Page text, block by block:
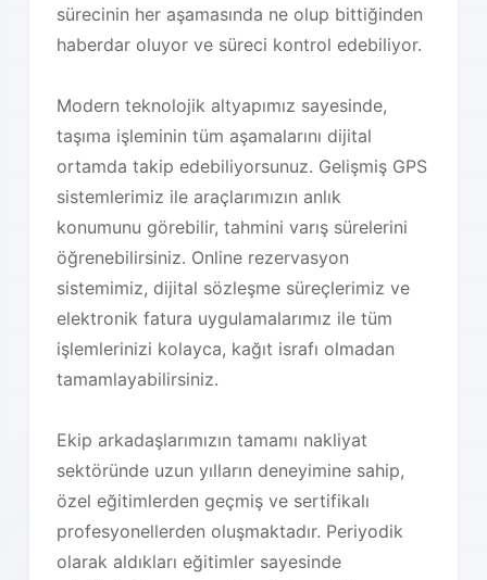
sürecinin her aşamasında ne olup bittiğinden
haberdar oluyor ve süreci kontrol edebiliyor.
Modern teknolojik altyapımız sayesinde,
taşıma işleminin tüm aşamalarını dijital
ortamda takip edebiliyorsunuz. Gelişmiş GPS
sistemlerimiz ile araçlarımızın anlık
konumunu görebilir, tahmini varış sürelerini
öğrenebilirsiniz. Online rezervasyon
sistemimiz, dijital sözleşme süreçlerimiz ve
elektronik fatura uygulamalarımız ile tüm
işlemlerinizi kolayca, kağıt israfı olmadan
tamamlayabilirsiniz.
Ekip arkadaşlarımızın tamamı nakliyat
sektöründe uzun yılların deneyimine sahip,
özel eğitimlerden geçmiş ve sertifikalı
profesyonellerden oluşmaktadır. Periyodik
olarak aldıkları eğitimler sayesinde